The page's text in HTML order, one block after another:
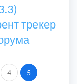
трекер
4 5